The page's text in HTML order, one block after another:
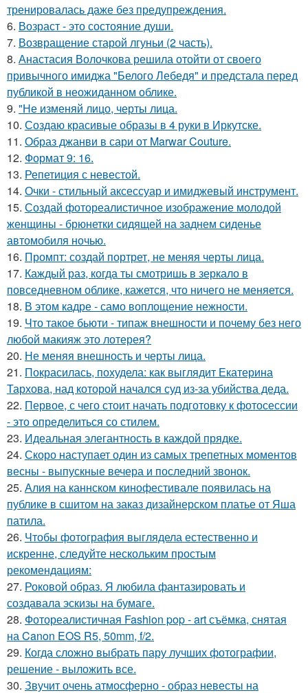
тренировалась даже без предупреждения.
6. Возраст - это состояние души.
7. Возвращение старой лгуньи (2 часть).
8. Анастасия Волочкова решила отойти от своего
привычного имиджа "Белого Лебедя" и предстала перед
публикой в неожиданном облике.
9. "Не изменяй лицо, черты лица.
10. Создаю красивые образы в 4 руки в Иркутске.
11. Образ джанви в сари от Marwar Couture.
12. Формат 9: 16.
13. Репетиция с невестой.
14. Очки - стильный аксессуар и имиджевый инструмент.
15. Создай фотореалистичное изображение молодой
женщины - брюнетки сидящей на заднем сиденье
автомобиля ночью.
16. Промпт: создай портрет, не меняя черты лица.
17. Каждый раз, когда ты смотришь в зеркало в
повседневном облике, кажется, что ничего не меняется.
18. В этом кадре - само воплощение нежности.
19. Что такое бьюти - типаж внешности и почему без него
любой макияж это лотерея?
20. Не меняя внешность и черты лица.
21. Покрасилась, похудела: как выглядит Екатерина
Тархова, над которой начался суд из-за убийства деда.
22. Первое, с чего стоит начать подготовку к фотосессии
- это определиться со стилем.
23. Идеальная элегантность в каждой прядке.
24. Скоро наступает один из самых трепетных моментов
весны - выпускные вечера и последний звонок.
25. Алия на каннском кинофестивале появилась на
публике в сшитом на заказ дизайнерском платье от Яша
патила.
26. Чтобы фотография выглядела естественно и
искренне, следуйте нескольким простым
рекомендациям:
27. Роковой образ. Я любила фантазировать и
создавала эскизы на бумаге.
28. Фотореалистичная Fashion pop - art съёмка, снятая
на Canon EOS R5, 50mm, f/2.
29. Когда сложно выбрать пару лучших фотографии,
решение - выложить все.
30. Звучит очень атмосферно - образ невесты на